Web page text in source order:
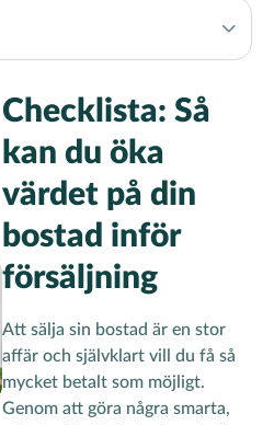
Checklista: Så
kan du öka
värdet på din
bostad inför
försäljning
Att sälja sin bostad är en stor
affär och självklart vill du få så
mycket betalt som möjligt.
Genom att göra några smarta,